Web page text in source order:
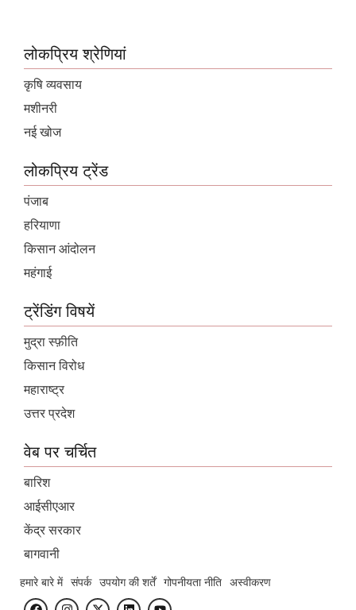
लोकप्रिय श्रेणियां
कृषि व्यवसाय
मशीनरी
नई खोज
लोकप्रिय ट्रेंड
पंजाब
हरियाणा
किसान आंदोलन
महंगाई
ट्रेंडिंग विषयें
मुद्रा स्फ़ीति
किसान विरोध
महाराष्ट्र
उत्तर प्रदेश
वेब पर चर्चित
बारिश
आईसीएआर
केंद्र सरकार
बागवानी
हमारे बारे में संपर्क उपयोग की शर्तें गोपनीयता नीति अस्वीकरण